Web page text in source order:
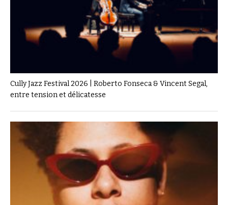
Cully Jazz Festival 2026 | Roberto Fonseca & Vincent Segal,
entre tension et délicatesse